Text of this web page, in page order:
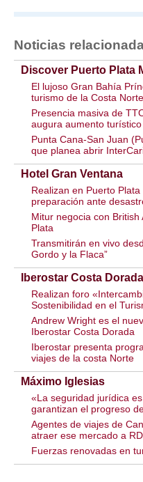
Noticias
Discover Puerto Plata
El lujoso Gran Bahía
turismo de la Costa Norte
Presencia masiva de
augura aumento turístico
Punta Cana-San Juan
que planea abrir
Hotel Gran Ventana
Realizan en Puerto
preparación ante
Mitur negocia con
Plata
Transmitirán en vivo
Gordo y la Flaca”
Iberostar Costa Dorada
Realizan foro
Sostenibilidad en el
Andrew Wright es el
Iberostar Costa Dorada
Iberostar presenta
viajes de la costa Norte
Máximo Iglesias
«La seguridad jurídica
garantizan el progreso
Agentes de viajes de
atraer ese mercado a RD
Fuerzas renovadas en